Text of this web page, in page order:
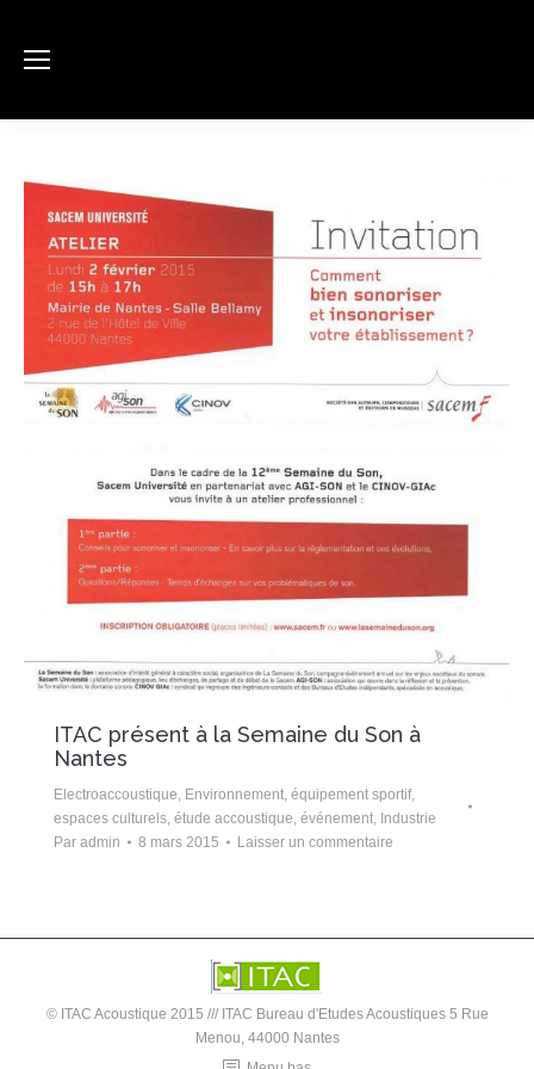
ITAC présent à la Semaine du Son à
Nantes
Electroaccoustique, Environnement, équipement sportif,
espaces culturels, étude accoustique, événement, Industrie
Par admin 8 mars 2015 Laisser un commentaire
© ITAC Acoustique 2015 /// ITAC Bureau d'Etudes Acoustiques 5 Rue
Menou, 44000 Nantes